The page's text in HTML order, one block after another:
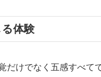
体験
だけでなく五感すべて